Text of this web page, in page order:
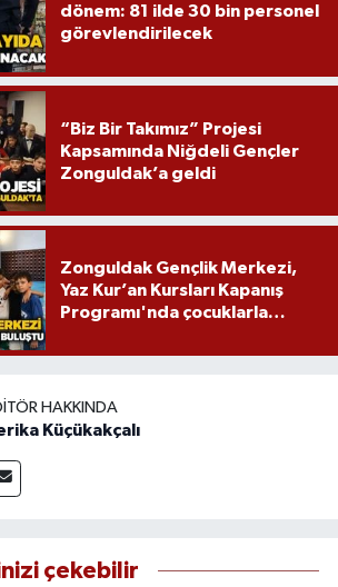
dönem: 81 ilde 30 bin personel
görevlendirilecek
“Biz Bir Takımız” Projesi
Kapsamında Niğdeli Gençler
Zonguldak’a geldi
Zonguldak Gençlik Merkezi,
Yaz Kur’an Kursları Kapanış
Programı'nda çocuklarla
HAKKINDA
Küçükakçalı
çekebilir